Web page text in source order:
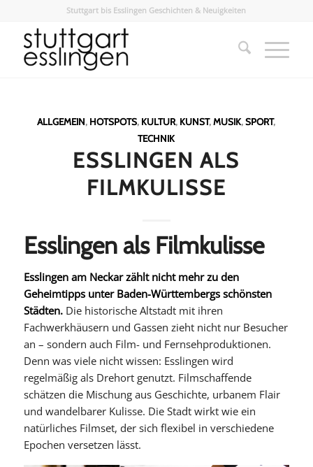
Stuttgart bis Esslingen Geschichten & Neuigkeiten
ALLGEMEIN, HOTSPOTS, KULTUR, KUNST,MUSIK,SPORT,
TECHNIK
ESSLINGEN ALS
FILMKULISSE
Esslingen als Filmkulisse
Esslingen am Neckar zählt nicht mehr zu den
Geheimtipps unter Baden-Württembergs schönsten
Städten.Die historische Altstadt mit ihren
Fachwerkhäusern und Gassen zieht nicht nur Besucher
an – sondern auch Film- und Fernsehproduktionen.
Denn was viele nicht wissen: Esslingen wird
regelmäßig als Drehort genutzt. Filmschaffende
schätzen die Mischung aus Geschichte, urbanem Flair
und wandelbarer Kulisse. Die Stadt wirkt wie ein
natürliches Filmset, der sich flexibel in verschiedene
Epochen versetzen lässt.